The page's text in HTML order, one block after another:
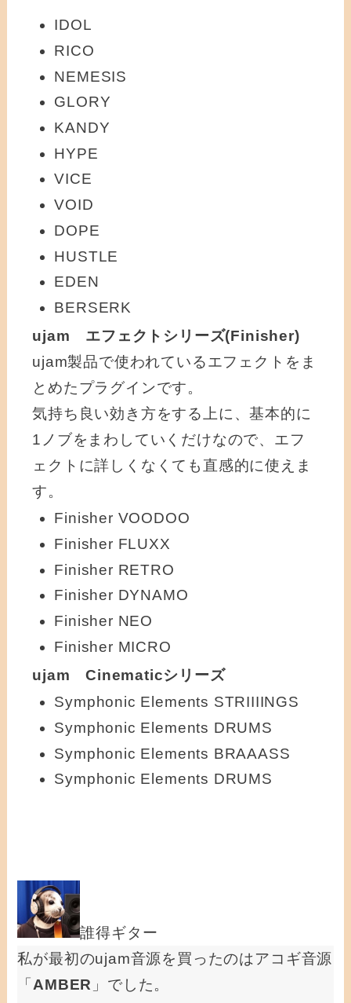
IDOL
RICO
NEMESIS
GLORY
KANDY
HYPE
VICE
VOID
DOPE
HUSTLE
EDEN
BERSERK
ujam エフェクトシリーズ(Finisher)
ujam製品で使われているエフェクトをま
とめたプラグインです。
気持ち良い効き方をする上に、基本的に
1ノブをまわしていくだけなので、エフ
ェクトに詳しくなくても直感的に使えま
す。
Finisher VOODOO
Finisher FLUXX
Finisher RETRO
Finisher DYNAMO
Finisher NEO
Finisher MICRO
ujam Cinematicシリーズ
Symphonic Elements STRIIIINGS
Symphonic Elements DRUMS
Symphonic Elements BRAAASS
Symphonic Elements DRUMS
誰得ギター
私が最初のujam音源を買ったのはアコギ音源
「AMBER 」でした。